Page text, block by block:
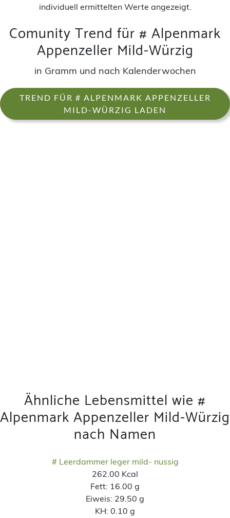
individuell ermittelten Werte angezeigt.
Comunity Trend für # Alpenmark
Appenzeller Mild-Würzig
in Gramm und nach Kalenderwochen
TREND FÜR # ALPENMARK APPENZELLER
MILD-WÜRZIG LADEN
Ähnliche Lebensmittel wie #
Alpenmark Appenzeller Mild-Würzig
nach Namen
# Leerdammer leger mild- nussig
262.00 Kcal
Fett: 16.00 g
Eiweis: 29.50 g
KH: 0.10 g